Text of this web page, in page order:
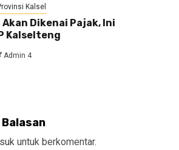
Kalsel
Dikenai Pajak, Ini
Kalselteng
Admin 4
untuk berkomentar.